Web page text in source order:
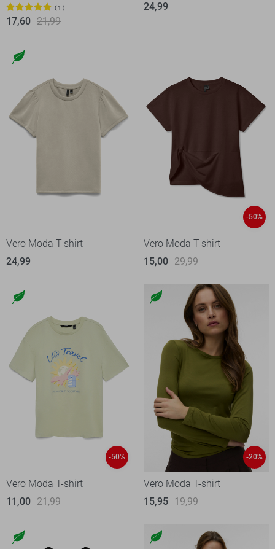
1
17,60 21,99
24,99
Vero Moda T-shirt
24,99
-50%
Vero Moda T-shirt
15,00 29,99
-50%
Vero Moda T-shirt
11,00 21,99
-20%
Vero Moda T-shirt
15,95 19,99